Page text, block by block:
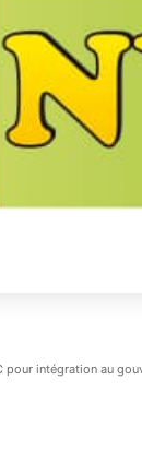
pour intégration au